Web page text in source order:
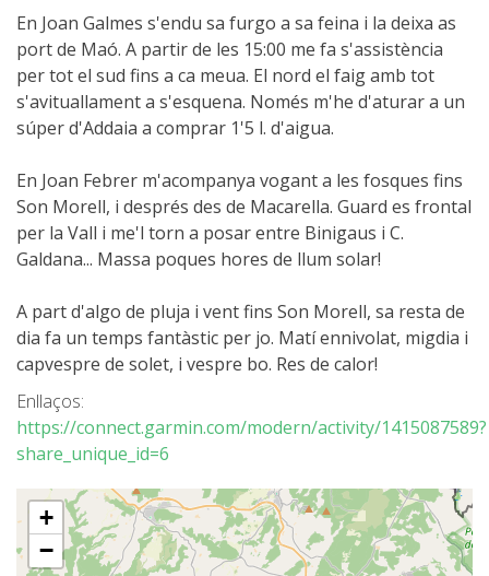
6 ETAPES
5 ETAPES
4 ETAPES
3 ETAPES
RUTA PER L’INTERIOR
8 ETAPES
7 ETAPES
En Joan Galmes s'endu sa furgo a sa feina i la deixa as
port de Maó. A partir de les 15:00 me fa s'assistència
per tot el sud fins a ca meua. El nord el faig amb tot
s'avituallament a s'esquena. Només m'he d'aturar a un
súper d'Addaia a comprar 1'5 l. d'aigua.
En Joan Febrer m'acompanya vogant a les fosques fins
Son Morell, i després des de Macarella. Guard es frontal
per la Vall i me'l torn a posar entre Binigaus i C.
Galdana... Massa poques hores de llum solar!
A part d'algo de pluja i vent fins Son Morell, sa resta de
dia fa un temps fantàstic per jo. Matí ennivolat, migdia i
capvespre de solet, i vespre bo. Res de calor!
Enllaços:
https://connect.garmin.com/modern/activity/1415087589?
share_unique_id=6
+
−